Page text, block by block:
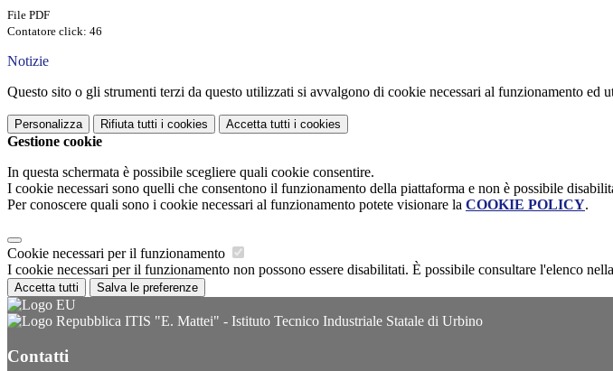
File PDF
Contatore click: 46
Notizie
Questo sito o gli strumenti terzi da questo utilizzati si avvalgono di cookie necessari al funzionamento ed
Personalizza Rifiuta tutti i cookies Accetta tutti i cookies
Gestione cookie
In questa schermata è possibile scegliere quali cookie consentire.
I cookie necessari sono quelli che consentono il funzionamento della piattaforma e non è possibile
Per conoscere quali sono i cookie necessari al funzionamento potete visionare la COOKIE POLICY.
Cookie necessari per il funzionamento
I cookie necessari per il funzionamento non possono essere disabilitati. È possibile consultare l'elenco
Accetta tutti Salva le preferenze
ITIS "E. Mattei" - Istituto Tecnico Industriale Statale di Urbino
Contatti